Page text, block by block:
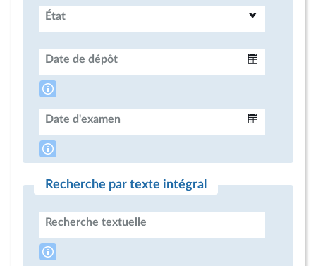
État
Date de dépôt
Date d'examen
Recherche par texte intégral
Recherche textuelle